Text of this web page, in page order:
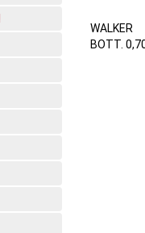
WALKER
BOTT.